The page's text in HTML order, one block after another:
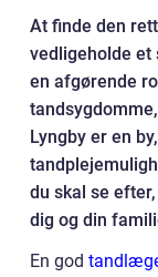
At finde den
vedligeholde
en afgørende
Lyngby er en
du skal se
dig og din
En god